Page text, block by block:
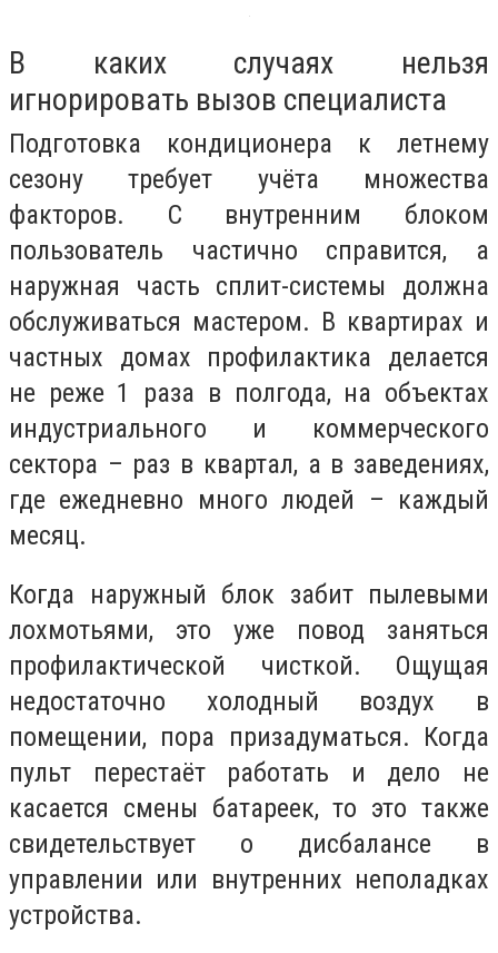
В каких случаях нельзя
игнорировать вызов специалиста
Подготовка кондиционера к летнему
сезону требует учёта множества
факторов. С внутренним блоком
пользователь частично справится, а
наружная часть сплит-системы должна
обслуживаться мастером. В квартирах и
частных домах профилактика делается
не реже 1 раза в полгода, на объектах
индустриального и коммерческого
сектора – раз в квартал, а в заведениях,
где ежедневно много людей – каждый
месяц.
Когда наружный блок забит пылевыми
лохмотьями, это уже повод заняться
профилактической чисткой. Ощущая
недостаточно холодный воздух в
помещении, пора призадуматься. Когда
пульт перестаёт работать и дело не
касается смены батареек, то это также
свидетельствует о дисбалансе в
управлении или внутренних неполадках
устройства.